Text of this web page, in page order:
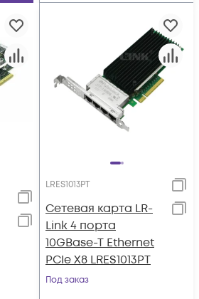
LRES1013PT
Сетевая карта LR-
Link 4 порта
10GBase-T Ethernet
PCIe X8 LRES1013PT
Под заказ